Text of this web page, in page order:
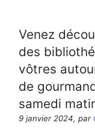
Venez
des
vôtres
de
samedi
9 janvier 2024, par